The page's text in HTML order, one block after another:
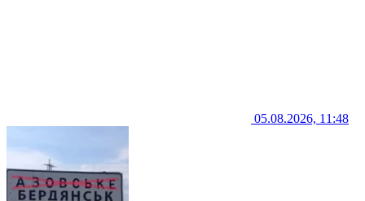
05.08.2026, 11:48